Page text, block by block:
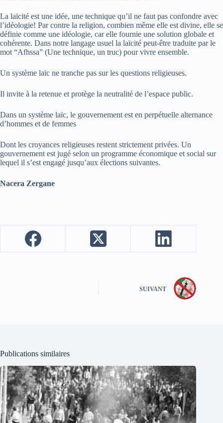
La laïcité est une idée, une technique qu’il ne faut pas confondre avec
l’idéologie! Par contre la religion, combien même elle est divine, elle se
définie comme une idéologie, car elle fournie une solution globale et
cohérente. Dans notre langage usuel la laïcité peut-être traduite par le
mot “Afhssa” (Une technique, un truc) pour vivre ensemble.
Un système laïc ne tranche pas sur les questions religieuses.
Il invite à la retenue et protège la neutralité de l’espace public.
Dans un système laïc, le gouvernement est en perpétuelle alternance
d’hommes et de femmes
Dont les croyances religieuses restent strictement privées. Un
gouvernement est jugé selon un programme économique et social sur
lequel il s’est engagé jusqu’aux élections suivantes.
Nacera Zergane
SUIVANT
Publications similaires